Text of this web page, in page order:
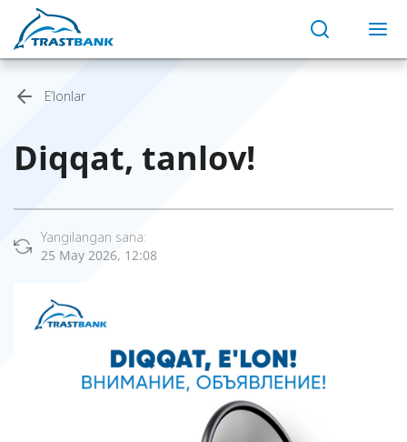
E’lonlar
Diqqat, tanlov!
Yangilangan sana:
25 May 2026, 12:08